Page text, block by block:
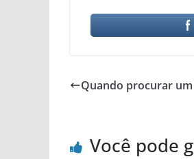
Quando procurar
Você pode